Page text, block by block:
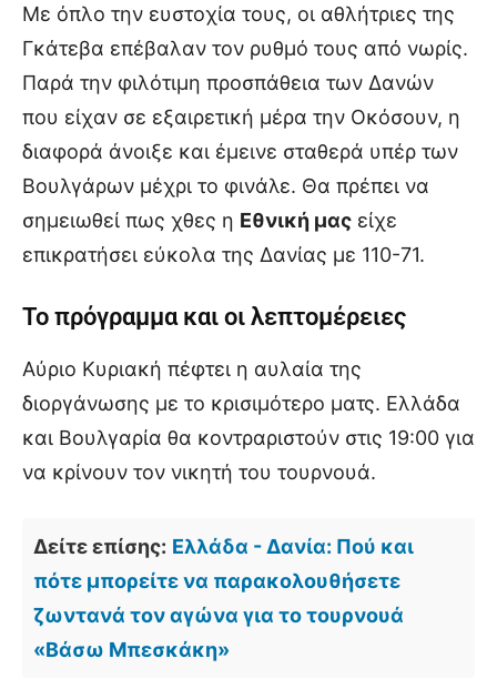
Με όπλο την ευστοχία τους, οι αθλήτριες της
Γκάτεβα επέβαλαν τον ρυθμό τους από νωρίς.
Παρά την φιλότιμη προσπάθεια των Δανών
που είχαν σε εξαιρετική μέρα την Οκόσουν, η
διαφορά άνοιξε και έμεινε σταθερά υπέρ των
Βουλγάρων μέχρι το φινάλε. Θα πρέπει να
σημειωθεί πως χθες η Εθνική μας είχε
επικρατήσει εύκολα της Δανίας με 110-71.
Το πρόγραμμα και οι λεπτομέρειες
Αύριο Κυριακή πέφτει η αυλαία της
διοργάνωσης με το κρισιμότερο ματς. Ελλάδα
και Βουλγαρία θα κοντραριστούν στις 19:00 για
να κρίνουν τον νικητή του τουρνουά.
Δείτε επίσης: Ελλάδα - Δανία: Πού και
πότε μπορείτε να παρακολουθήσετε
ζωντανά τον αγώνα για το τουρνουά
«Βάσω Μπεσκάκη»